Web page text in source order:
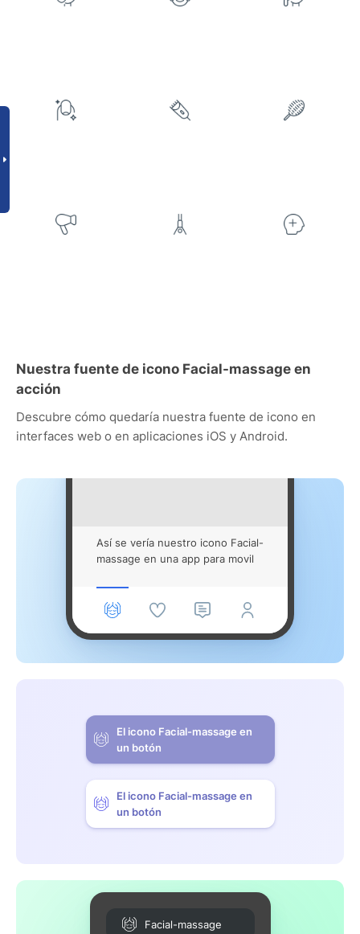
Nuestra fuente de icono Facial-massage en
acción
Descubre cómo quedaría nuestra fuente de icono en
interfaces web o en aplicaciones iOS y Android.
Así se vería nuestro icono Facial-
massage en una app para movil
El icono Facial-massage en
un botón
El icono Facial-massage en
un botón
Facial-massage